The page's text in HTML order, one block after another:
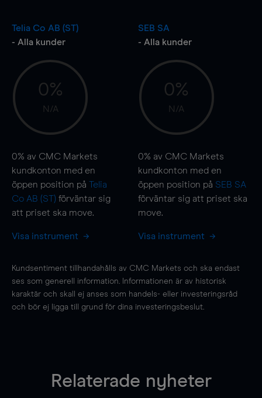
Telia Co AB (ST)
- Alla kunder
0%
N/A
0% av CMC Markets
kundkonton med en
öppen position på Telia
Co AB (ST) förväntar sig
att priset ska move.
Visa instrument
SEB SA
- Alla kunder
0%
N/A
0% av CMC Markets
kundkonton med en
öppen position på SEB SA
förväntar sig att priset ska
move.
Visa instrument
Kundsentiment tillhandahålls av CMC Markets och ska endast
ses som generell information. Informationen är av historisk
karaktär och skall ej anses som handels- eller investeringsråd
och bör ej ligga till grund för dina investeringsbeslut.
Relaterade nyheter